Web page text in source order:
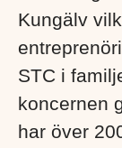
Kungälv
STC i
koncernen
har över